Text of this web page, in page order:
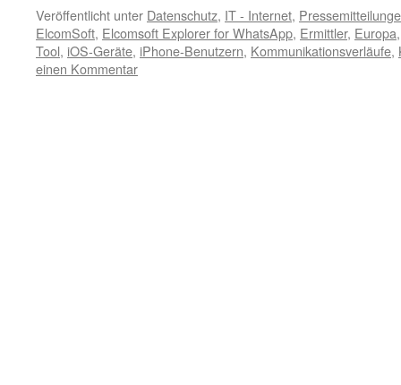
Veröffentlicht unter Datenschutz, IT - Internet,
ElcomSoft, Elcomsoft Explorer for WhatsApp, Ermittler, Europa
Tool, iOS-Geräte, iPhone-Benutzern, Kommunikationsverläufe,
einen Kommentar